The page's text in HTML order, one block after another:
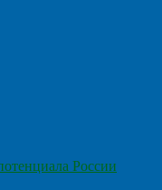
России